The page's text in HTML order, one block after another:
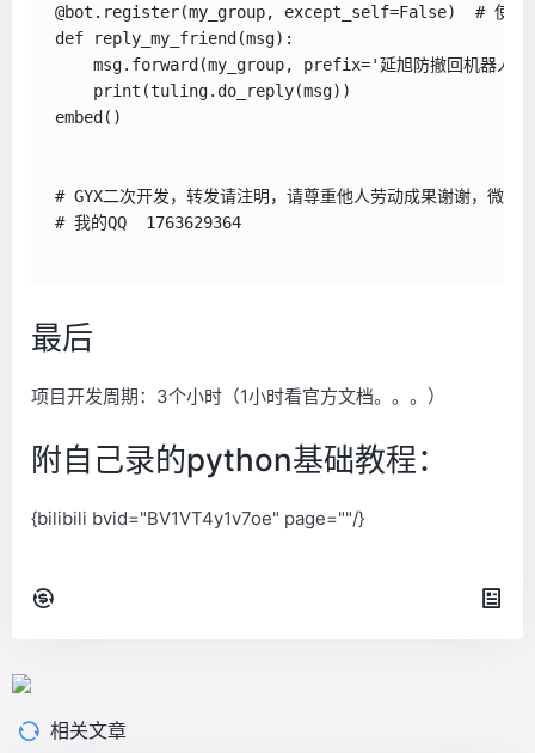
@bot.register(my_group, except_self=False)  # 使用图
def reply_my_friend(msg):
msg.forward(my_group, prefix='延旭防撤回机器人提
    print(tuling.do_reply(msg))
embed()
# GYX二次开发，转发请注明，请尊重他人劳动成果谢谢，微信
# 我的QQ  1763629364
最后
项目开发周期：3个小时（1小时看官方文档。。。）
附自己录的python基础教程：
{bilibili bvid="BV1VT4y1v7oe" page=""/}
相关文章